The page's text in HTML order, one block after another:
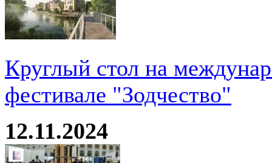
Круглый стол на
фестивале "Зодчество"
12.11.2024